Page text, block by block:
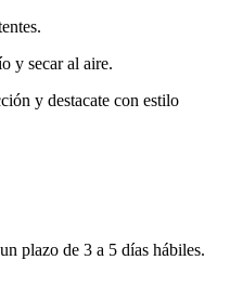
y secar al aire.
y destacate con estilo
plazo de 3 a 5 días hábiles.